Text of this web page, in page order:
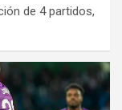
de 4 partidos,